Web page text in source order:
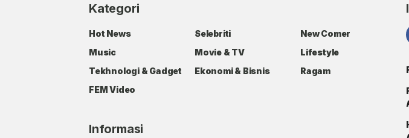
Kategori
Hot News Selebriti
New Comer
Music
Movie & TV
Lifestyle
Tekhnologi & Gadget
Ekonomi & Bisnis
Ragam
FEM Video
Informasi